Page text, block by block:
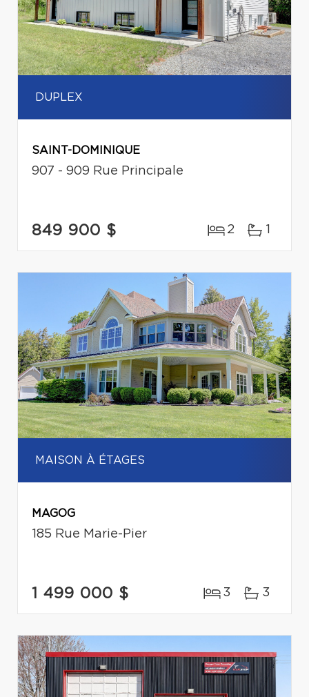
DUPLEX
SAINT-DOMINIQUE
907 - 909 Rue Principale
849 900 $ 2 1
MAISON À ÉTAGES
MAGOG
185 Rue Marie-Pier
1 499 000 $ 3 3